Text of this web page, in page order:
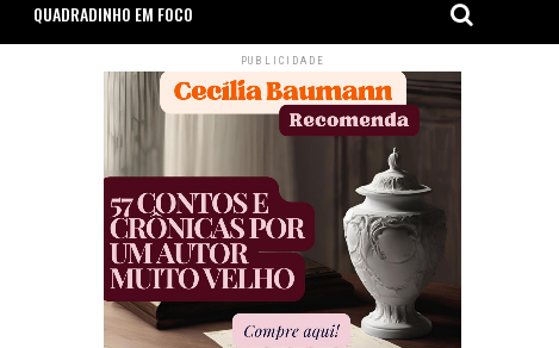
QUADRADINHO EM FOCO
PUBLICIDADE